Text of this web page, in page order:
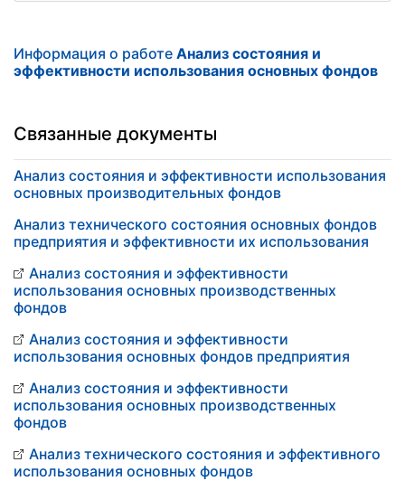
Информация о работе Анализ состояния и
эффективности использования основных фондов
Связанные документы
Анализ состояния и эффективности использования
основных производительных фондов
Анализ технического состояния основных фондов
предприятия и эффективности их использования
Анализ состояния и эффективности
использования основных производственных
фондов
Анализ состояния и эффективности
использования основных фондов предприятия
Анализ состояния и эффективности
использования основных производственных
фондов
Анализ технического состояния и эффективного
использования основных фондов